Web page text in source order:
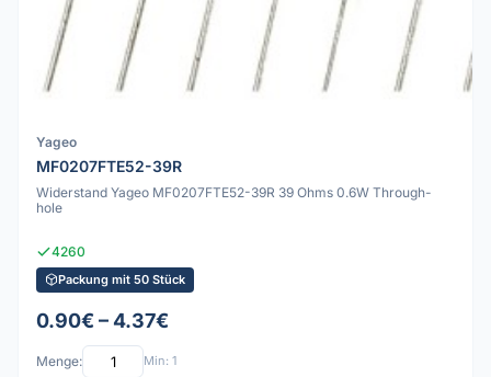
Yageo
MF0207FTE52-39R
Widerstand Yageo MF0207FTE52-39R 39 Ohms 0.6W Through-
hole
4260
Packung mit 50 Stück
0.90€ – 4.37€
Menge: Min: 1